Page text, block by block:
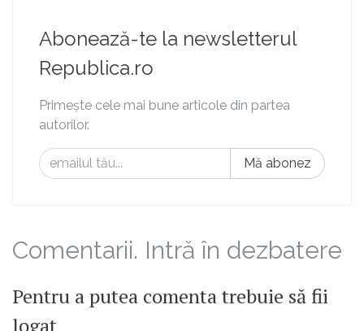
Abonează-te la newsletterul
Republica.ro
Primește cele mai bune articole din partea
autorilor.
Mă abonez
Comentarii. Intră în dezbatere
Pentru a putea comenta trebuie să fii
logat